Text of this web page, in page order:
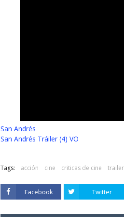
San Andrés
San Andrés Tráiler (4) VO
Tags: acción cine criticas de cine
Facebook Twitter